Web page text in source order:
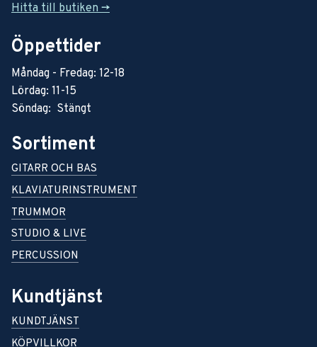
Hitta till butiken ->
Öppettider
Måndag - Fredag: 12-18
Lördag: 11-15
Söndag: Stängt
Sortiment
GITARR OCH BAS
KLAVIATURINSTRUMENT
TRUMMOR
STUDIO & LIVE
PERCUSSION
Kundtjänst
KUNDTJÄNST
KÖPVILLKOR